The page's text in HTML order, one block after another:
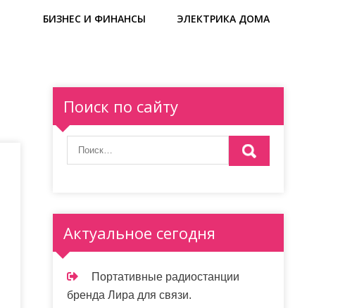
БИЗНЕС И ФИНАНСЫ ЭЛЕКТРИКА ДОМА
Поиск по сайту
Актуальное сегодня
Портативные радиостанции
бренда Лира для связи.